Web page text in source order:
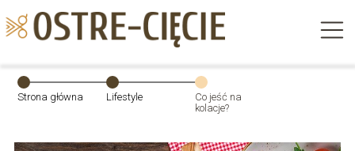
Strona główna Lifestyle
Co jeść na
kolacje?